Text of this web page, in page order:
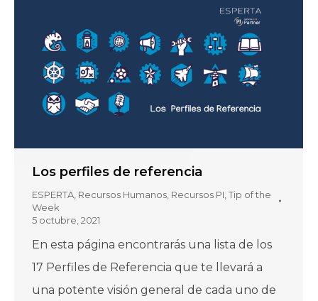
Los perfiles de referencia
ESPERTA, Recursos Humanos, Recursos PI,Tip of the
Week
5 octubre, 2021
En esta página encontrarás una lista de los
17 Perfiles de Referencia que te llevará a
una potente visión general de cada uno de